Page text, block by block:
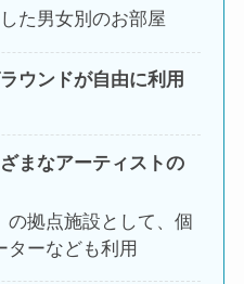
た男女別のお部屋
ウンドが自由に利用
まなアーティストの
の拠点施設として、個
ターなども利用